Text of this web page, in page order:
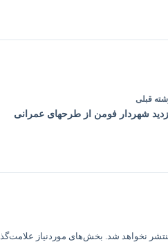
قبلی
شهردار فومن از طرحهای عمرانی
نخواهد شد. بخش‌های موردنیاز